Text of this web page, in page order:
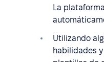
La
Utilizando
habilidades